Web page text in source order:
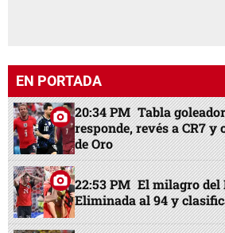
EN PORTADA
20:34 PM Tabla
responde, revés a CR7 y
de Oro
22:53 PM El milagro del
Eliminada al 94 y